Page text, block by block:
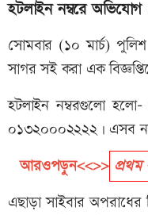
হটলাইন নম্বরে অভিযোগ
সোমবার (১০ মার্চ)
সাগর সই করা এক
হটলাইন নম্বরগুলো
০১৩২০০০২২২২। এসব
আরওপড়ুন<<>> প্রথম
এছাড়া সাইবার